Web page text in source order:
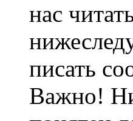
нас
писать
Важно!